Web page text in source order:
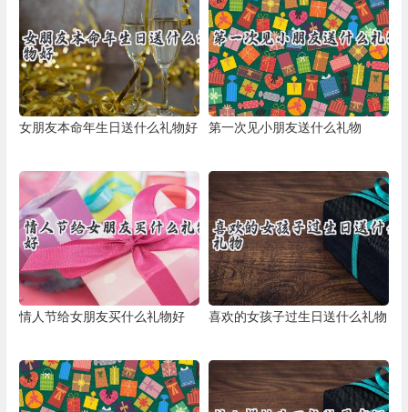
女朋友本命年生日送什么礼物好 第一次见小朋友送什么礼物
情人节给女朋友买什么礼物好 喜欢的女孩子过生日送什么礼物